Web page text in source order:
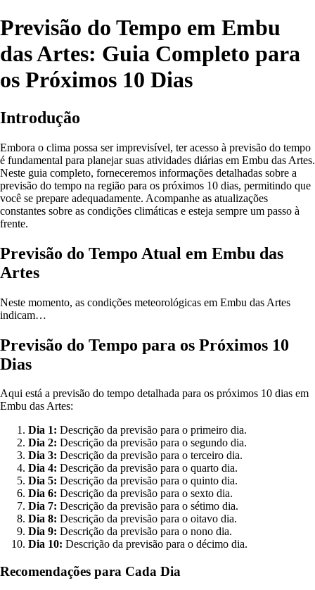
Previsão do Tempo em Embu
das Artes: Guia Completo para
os Próximos 10 Dias
Introdução
Embora o clima possa ser imprevisível, ter acesso à previsão do tempo
é fundamental para planejar suas atividades diárias em Embu das Artes.
Neste guia completo, forneceremos informações detalhadas sobre a
previsão do tempo na região para os próximos 10 dias, permitindo que
você se prepare adequadamente. Acompanhe as atualizações
constantes sobre as condições climáticas e esteja sempre um passo à
frente.
Previsão do Tempo Atual em Embu das
Artes
Neste momento, as condições meteorológicas em Embu das Artes
indicam…
Previsão do Tempo para os Próximos 10
Dias
Aqui está a previsão do tempo detalhada para os próximos 10 dias em
Embu das Artes:
Dia 1: Descrição da previsão para o primeiro dia.
Dia 2: Descrição da previsão para o segundo dia.
Dia 3: Descrição da previsão para o terceiro dia.
Dia 4: Descrição da previsão para o quarto dia.
Dia 5: Descrição da previsão para o quinto dia.
Dia 6: Descrição da previsão para o sexto dia.
Dia 7: Descrição da previsão para o sétimo dia.
Dia 8: Descrição da previsão para o oitavo dia.
Dia 9: Descrição da previsão para o nono dia.
Dia 10: Descrição da previsão para o décimo dia.
Recomendações para Cada Dia